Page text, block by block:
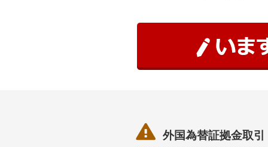
 外国為替証拠金取